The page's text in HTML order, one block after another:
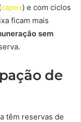
capex) e com ciclos
ficam mais
sem
de
têm reservas de